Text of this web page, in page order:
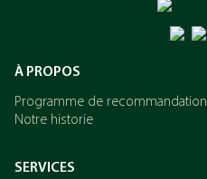
À PROPOS
Programme de recommandation
Notre historie
SERVICES